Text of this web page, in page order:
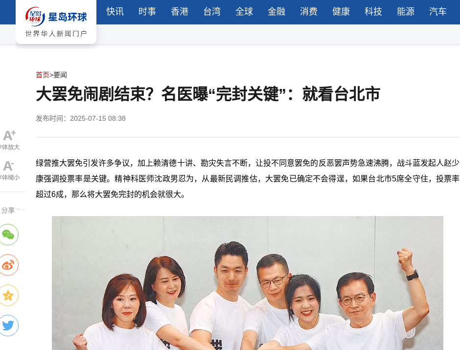
快讯 时事 香港 台湾 全球 金融 消费 健康 科技 能源 汽车
首页>要闻
大罢免闹剧结束？名医曝“完封关键”：就看台北市
发布时间：2025-07-15 08:38
绿营推大罢免引发许多争议，加上赖清德十讲、勘灾失言不断，让投不同意罢免的反恶罢声势急速沸腾，战斗蓝发起人赵少
康强调投票率是关键。精神科医师沈政男忍为，从最新民调推估，大罢免已确定不会得逞，如果台北市5席全守住，投票率
超过6成，那么将大罢免完封的机会就很大。